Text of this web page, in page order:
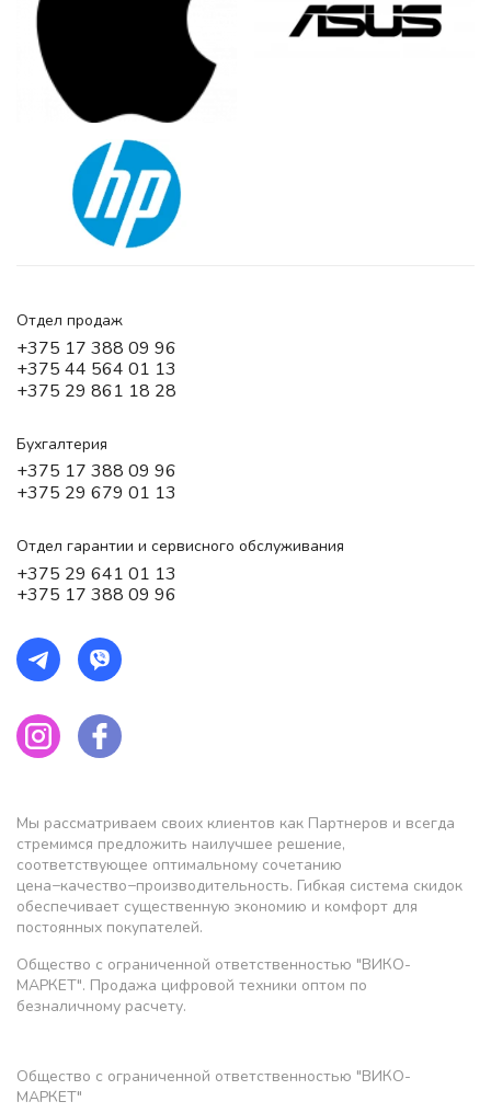
Отдел продаж
+375 17 388 09 96
+375 44 564 01 13
+375 29 861 18 28
Бухгалтерия
+375 17 388 09 96
+375 29 679 01 13
Отдел гарантии и сервисного обслуживания
+375 29 641 01 13
+375 17 388 09 96
Мы рассматриваем своих клиентов как Партнеров и всегда
стремимся предложить наилучшее решение,
соответствующее оптимальному сочетанию
цена−качество−производительность. Гибкая система скидок
обеспечивает существенную экономию и комфорт для
постоянных покупателей.
Общество с ограниченной ответственностью "ВИКО-
МАРКЕТ". Продажа цифровой техники оптом по
безналичному расчету.
Общество с ограниченной ответственностью "ВИКО-
МАРКЕТ"